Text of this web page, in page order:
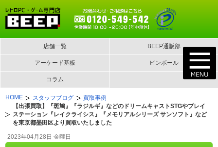
店舗一覧 BEEP通販部
アーケード基板 ピンボール
コラム
HOME スタッフブログ
買取事例
【出張買取】『斑鳩』『ラジルギ』などのドリームキャストSTGやプレイ
ステーション『レイクライシス』『メモリアルシリーズ サンソフト』など
を東京都墨田区より買取いたしました
2023年04月28日 金曜日